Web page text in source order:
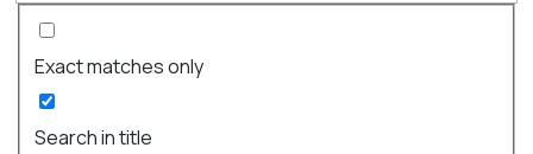
Exact matches only
Search in title